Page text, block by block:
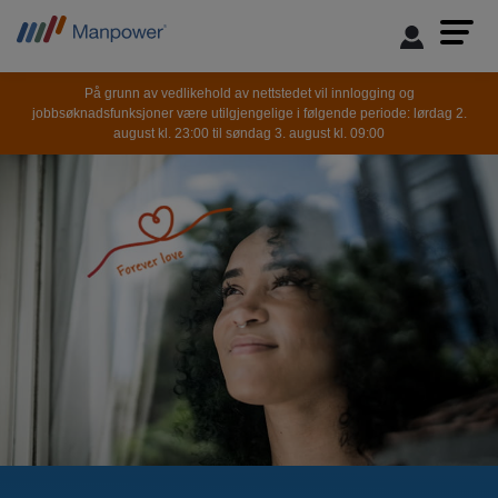
På grunn av vedlikehold av nettstedet vil innlogging og
jobbsøknadsfunksjoner være utilgjengelige i følgende periode: lørdag 2.
august kl. 23:00 til søndag 3. august kl. 09:00